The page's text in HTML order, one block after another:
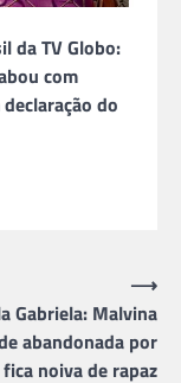
da TV Globo:
com
do
Gabriela: Malvina
abandonada por
noiva de rapaz
⟶